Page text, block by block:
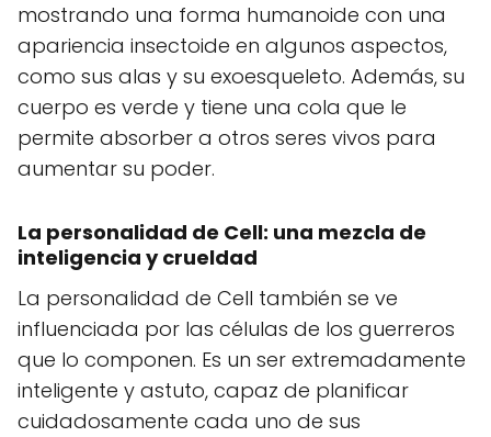
mostrando una forma humanoide con una
apariencia insectoide en algunos aspectos,
como sus alas y su exoesqueleto. Además, su
cuerpo es verde y tiene una cola que le
permite absorber a otros seres vivos para
aumentar su poder.
La personalidad de Cell: una mezcla de
inteligencia y crueldad
La personalidad de Cell también se ve
influenciada por las células de los guerreros
que lo componen. Es un ser extremadamente
inteligente y astuto, capaz de planificar
cuidadosamente cada uno de sus